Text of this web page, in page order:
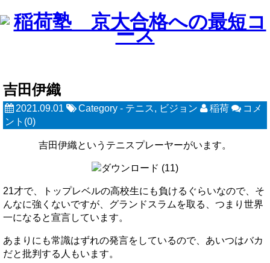
吉田伊織
2021.09.01 Category - テニス, ビジョン 稲荷
コメ
ント(0)
吉田伊織というテニスプレーヤーがいます。
21才で、トップレベルの高校生にも負けるぐらいなので、そ
んなに強くないですが、グランドスラムを取る、つまり世界
一になると宣言しています。
あまりにも常識はずれの発言をしているので、あいつはバカ
だと批判する人もいます。